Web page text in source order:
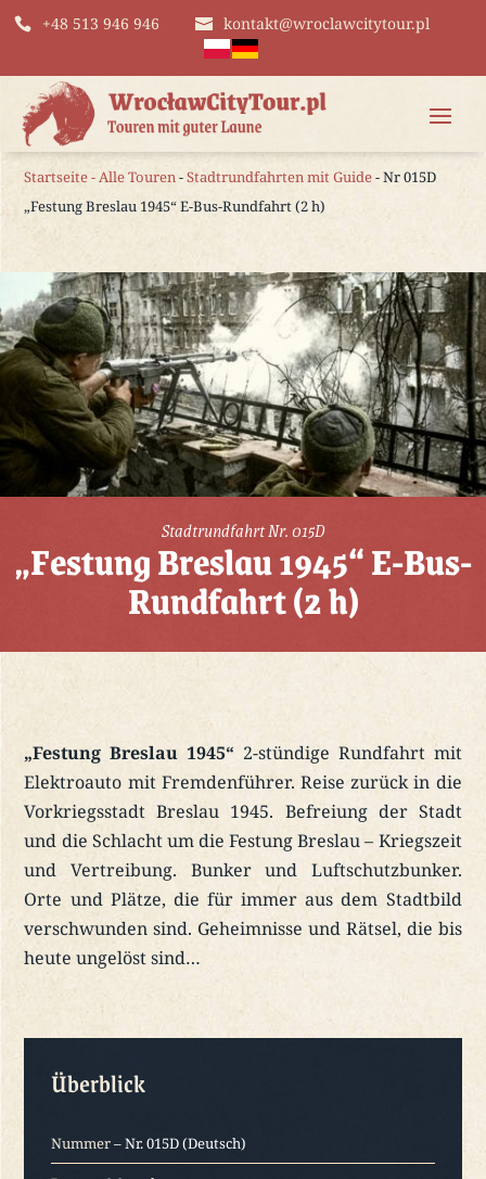
+48 513 946 946 kontakt@wroclawcitytour.pl
Startseite-Alle Touren-Stadtrundfahrten mit Guide- Nr 015D
„Festung Breslau 1945“ E-Bus-Rundfahrt (2 h)
Stadtrundfahrt Nr. 015D
„Festung Breslau 1945“ E-Bus-
Rundfahrt (2 h)
„Festung Breslau 1945“ 2-stündige Rundfahrt mit
Elektroauto mit Fremdenführer. Reise zurück in die
Vorkriegsstadt Breslau 1945. Befreiung der Stadt
und die Schlacht um die Festung Breslau – Kriegszeit
und Vertreibung. Bunker und Luftschutzbunker.
Orte und Plätze, die für immer aus dem Stadtbild
verschwunden sind. Geheimnisse und Rätsel, die bis
heute ungelöst sind…
Überblick
Nummer– Nr. 015D (Deutsch)